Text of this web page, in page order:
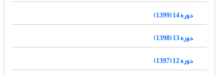
دوره 14 (1399)
دوره 13 (1398)
دوره 12 (1397)